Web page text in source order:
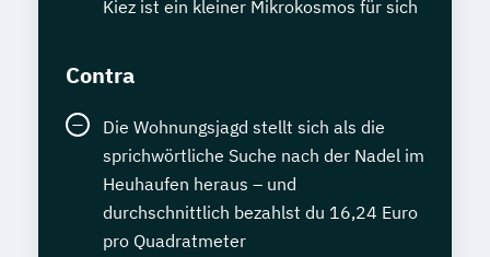
Kiez ist ein kleiner Mikrokosmos für sich
Contra
Die Wohnungsjagd stellt sich als die
sprichwörtliche Suche nach der Nadel im
Heuhaufen heraus – und
durchschnittlich bezahlst du 16,24 Euro
pro Quadratmeter